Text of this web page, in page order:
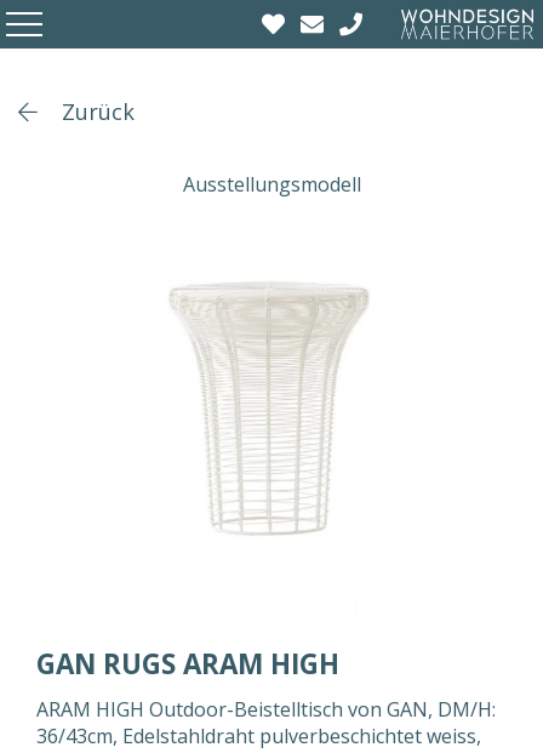
Zurück
Ausstellungsmodell
GAN RUGS ARAM HIGH
ARAM HIGH Outdoor-Beistelltisch von GAN, DM/H:
36/43cm, Edelstahldraht pulverbeschichtet weiss,